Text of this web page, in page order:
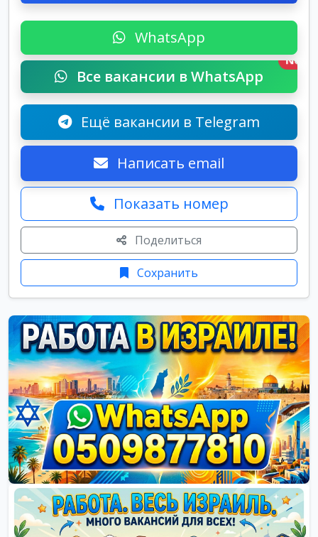
WhatsApp
Все вакансии в WhatsApp
New
Ещё вакансии в Telegram
Написать email
Показать номер
Поделиться
Сохранить